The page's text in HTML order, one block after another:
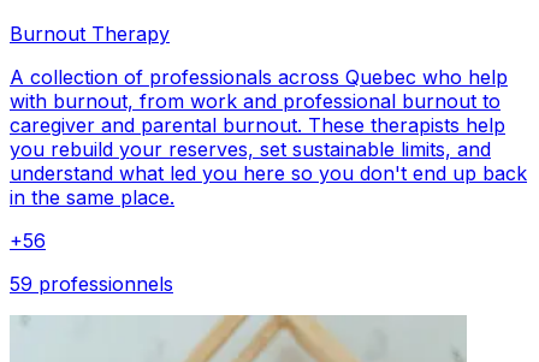
Burnout Therapy
A collection of professionals across Quebec who help
with burnout, from work and professional burnout to
caregiver and parental burnout. These therapists help
you rebuild your reserves, set sustainable limits, and
understand what led you here so you don't end up back
in the same place.
+56
59 professionnels